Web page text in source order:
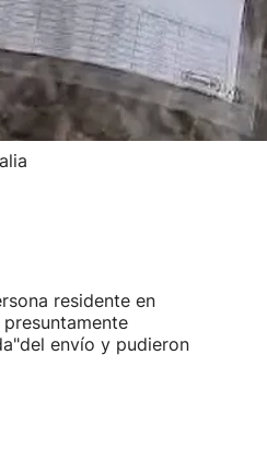
residente en
envío y pudieron